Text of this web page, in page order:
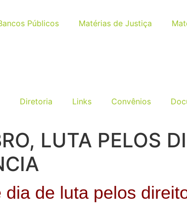
Públicos Matérias de Justiça
Diretoria Links Convênios
LUTA PELOS
de luta pelos